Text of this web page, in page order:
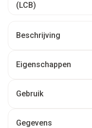
(LCB)
Beschrijving
Eigenschappen
Gebruik
Gegevens